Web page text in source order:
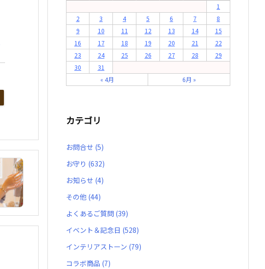
1
2
3 4 5 6 7
8
9
10 11 12 13 14
15
16
17 18 19 20 21
22
23
24 25 26 27 28
29
30
31
« 4月
6月 »
カテゴリ
お問合せ (5)
お守り (632)
お知らせ (4)
その他 (44)
よくあるご質問 (39)
イベント＆記念日 (528)
インテリアストーン (79)
コラボ商品 (7)